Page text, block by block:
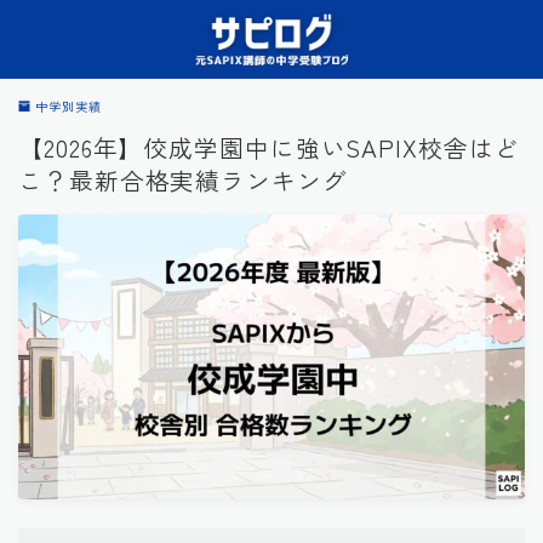
中学別実績
【2026年】佼成学園中に強いSAPIX校舎はど
こ？最新合格実績ランキング